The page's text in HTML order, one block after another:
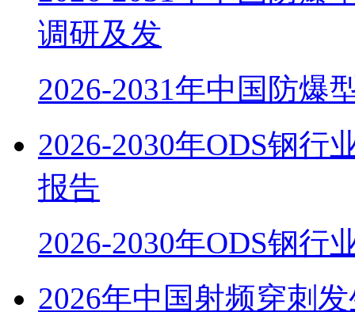
调研及发
2026-2031年中国防爆
2026-2030年ODS钢行
报告
2026-2030年ODS钢行
2026年中国射频穿刺